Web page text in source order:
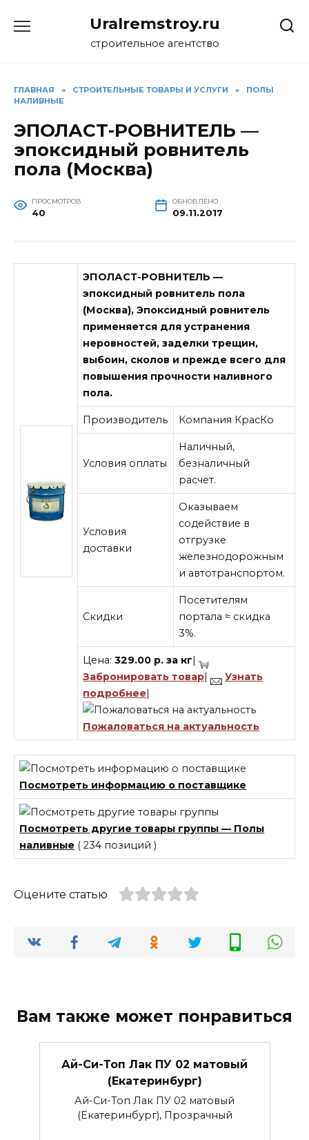
Uralremstroy.ru
строительное агентство
ГЛАВНАЯ » CТРОИТЕЛЬНЫЕ ТОВАРЫ И УСЛУГИ »
ПОЛЫ
НАЛИВНЫЕ
ЭПОЛАСТ-РОВНИТЕЛЬ —
эпоксидный ровнитель
пола (Москва)
ПРОСМОТРОВ
40
ОБНОВЛЕНО
09.11.2017
ЭПОЛАСТ-РОВНИТЕЛЬ —
эпоксидный ровнитель пола
(Москва),Эпоксидный ровнитель
применяется для устранения
неровностей, заделки трещин,
выбоин, сколов и прежде всего для
повышения прочности наливного
пола.
Производитель Компания КрасКо
Условия оплаты
Наличный,
безналичный
расчет.
Условия
доставки
Оказываем
содействие в
отгрузке
железнодорожным
и автотранспортом.
Скидки
Посетителям
портала ≈ скидка
3%.
Цена:329.00 р. за кг|
Забронировать товар|
Узнать
подробнее|
Пожаловаться на актуальность
Посмотреть информацию о поставщике
Посмотреть другие товары группы — Полы
наливные ( 234 позиций )
Оцените статью
Вам также может понравиться
Ай-Си-Топ Лак ПУ 02 матовый
(Екатеринбург)
Ай-Си-Топ Лак ПУ 02 матовый
(Екатеринбург), Прозрачный